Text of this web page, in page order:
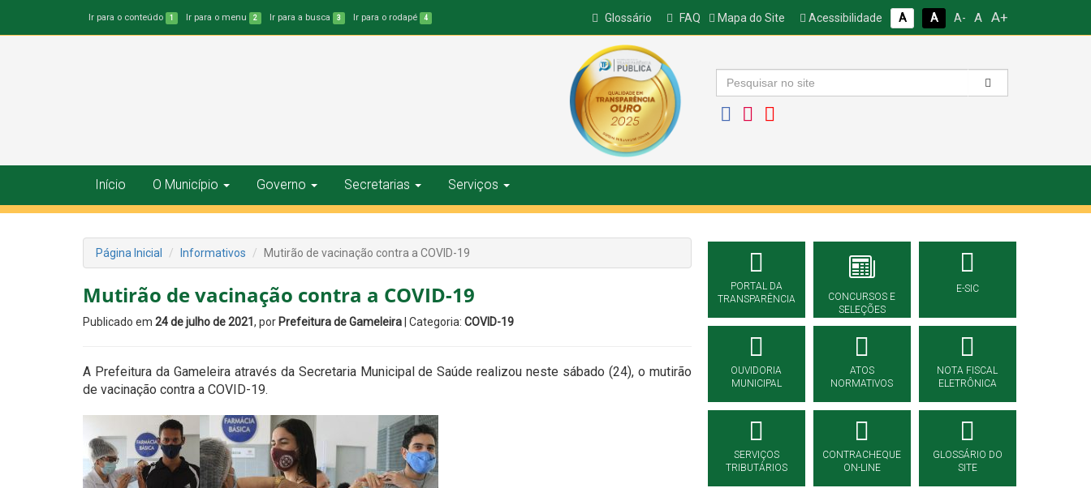
Ir para o conteúdo 1 Ir para o menu 2 Ir para a busca 3 Ir para o rodapé 4 Glossário FAQ Mapa do Site Acessibilidade A A A- A A+
Início O Município Governo Secretarias Serviços
Página Inicial Informativos Mutirão de vacinação contra a COVID-19
Mutirão de vacinação contra a COVID-19
Publicado em 24 de julho de 2021 , por Prefeitura de Gameleira | Categoria: COVID-19
A Prefeitura da Gameleira através da Secretaria Municipal de Saúde realizou neste sábado (24), o mutirão
de vacinação contra a COVID-19.
PORTAL DA
TRANSPARÊNCIA
CONCURSOS E
SELEÇÕES
E-SIC
OUVIDORIA
MUNICIPAL
ATOS
NORMATIVOS
NOTA FISCAL
ELETRÔNICA
SERVIÇOS
TRIBUTÁRIOS
CONTRACHEQUE
ON-LINE
GLOSSÁRIO DO
SITE